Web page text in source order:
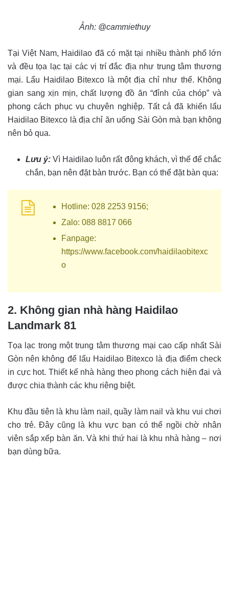
Ảnh: @cammiethuy
Tại Việt Nam, Haidilao đã có mặt tại nhiều thành phố lớn
và đều tọa lạc tại các vị trí đắc địa như trung tâm thương
mại. Lẩu Haidilao Bitexco là một địa chỉ như thế. Không
gian sang xịn mịn, chất lượng đồ ăn “đỉnh của chóp” và
phong cách phục vụ chuyên nghiệp. Tất cả đã khiến lẩu
Haidilao Bitexco là địa chỉ ăn uống Sài Gòn mà bạn không
nên bỏ qua.
Lưu ý: Vì Haidilao luôn rất đông khách, vì thế để chắc
chắn, bạn nên đặt bàn trước. Bạn có thể đặt bàn qua:
Hotline: 028 2253 9156;
Zalo: 088 8817 066
Fanpage:
https://www.facebook.com/haidilaobitexc
o
2. Không gian nhà hàng Haidilao
Landmark 81
Tọa lạc trong một trung tâm thương mại cao cấp nhất Sài
Gòn nên không để lẩu Haidilao Bitexco là địa điểm check
in cực hot. Thiết kế nhà hàng theo phong cách hiện đại và
được chia thành các khu riêng biệt.
Khu đầu tiên là khu làm nail, quầy làm nail và khu vui chơi
cho trẻ. Đây cũng là khu vực bạn có thể ngồi chờ nhân
viên sắp xếp bàn ăn. Và khi thứ hai là khu nhà hàng – nơi
bạn dùng bữa.